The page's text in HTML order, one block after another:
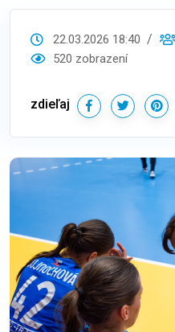
22.03.2026 18:40
520 zobrazení
zdieľaj